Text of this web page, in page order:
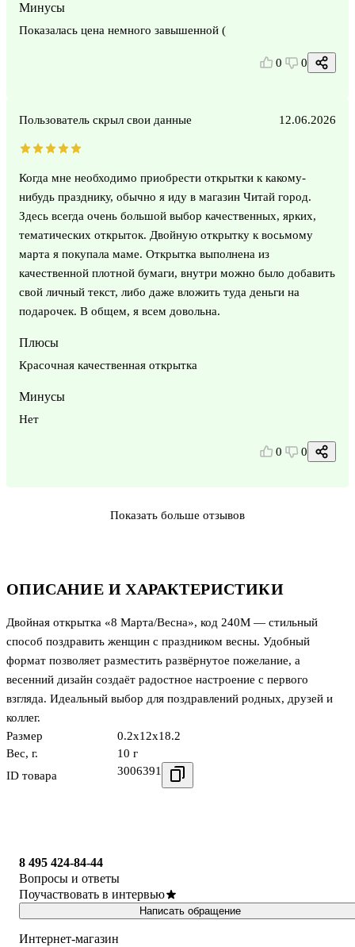
ОПИСАНИЕ И ХАРАКТЕРИСТИКИ
Двойная открытка «8 Марта/Весна», код 240М — стильный
способ поздравить женщин с праздником весны. Удобный
формат позволяет разместить развёрнутое пожелание, а
весенний дизайн создаёт радостное настроение с первого
взгляда. Идеальный выбор для поздравлений родных, друзей и
коллег.
Размер
0.2x12x18.2
Вес, г.
10 г
ID товара
3006391
Минусы
Показалась цена немного завышенной (
0 0
Пользователь скрыл свои данные 12.06.2026
Когда мне необходимо приобрести открытки к какому-
нибудь празднику, обычно я иду в магазин Читай город.
Здесь всегда очень большой выбор качественных, ярких,
тематических открыток. Двойную открытку к восьмому
марта я покупала маме. Открытка выполнена из
качественной плотной бумаги, внутри можно было добавить
свой личный текст, либо даже вложить туда деньги на
подарочек. В общем, я всем довольна.
Плюсы
Красочная качественная открытка
Минусы
Нет
0 0
Показать больше отзывов
8 495 424-84-44
Вопросы и ответы
Поучаствовать в интервью
Написать обращение
Интернет-магазин